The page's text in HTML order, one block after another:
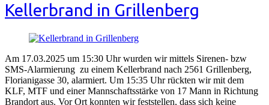
Kellerbrand in Grillenberg
Am 17.03.2025 um 15:30 Uhr wurden wir mittels Sirenen- bzw
SMS-Alarmierung zu einem Kellerbrand nach 2561 Grillenberg,
Florianigasse 30, alarmiert. Um 15:35 Uhr rückten wir mit dem
KLF, MTF und einer Mannschaftsstärke von 17 Mann in Richtung
Brandort aus. Vor Ort konnten wir feststellen, dass sich keine